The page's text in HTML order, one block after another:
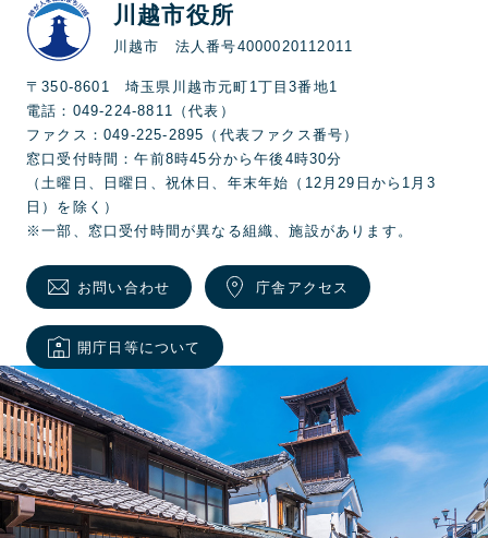
川越市役所
川越市 法人番号4000020112011
〒350-8601 埼玉県川越市元町1丁目3番地1
電話：049-224-8811（代表）
ファクス：049-225-2895（代表ファクス番号）
窓口受付時間：午前8時45分から午後4時30分
（土曜日、日曜日、祝休日、年末年始（12月29日から1月3
日）を除く）
※一部、窓口受付時間が異なる組織、施設があります。
お問い合わせ 庁舎アクセス
開庁日等について